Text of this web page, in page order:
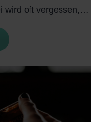
wird oft vergessen,
garantiert, dass
kommt. Indem
Customer Journey